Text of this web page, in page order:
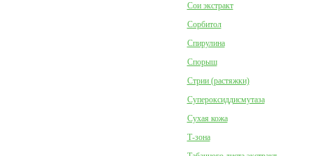
Сои экстракт
Сорбитол
Спирулина
Спорыш
Стрии (растяжки)
Супероксиддисмутаза
Сухая кожа
Т-зона